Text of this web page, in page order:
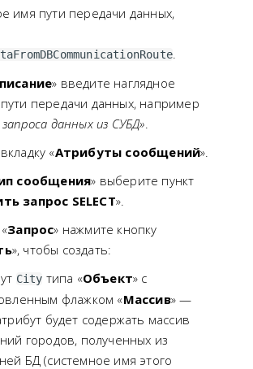
имя пути передачи данных,
.
» введите наглядное
передачи данных, например
данных из СУБД».
«Атрибуты сообщений».
сообщения» выберите пункт
запрос SELECT».
Запрос» нажмите кнопку
», чтобы создать:
City типа «Объект» с
флажком «Массив» —
будет содержать массив
городов, полученных из
БД (системное имя этого